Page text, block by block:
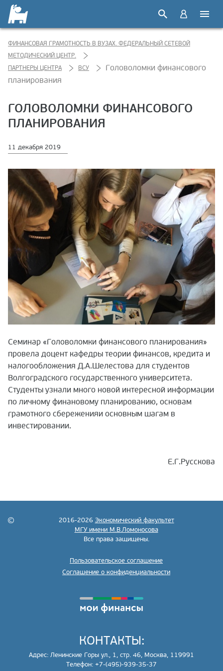
ФИНАНСОВАЯ ГРАМОТНОСТЬ В ВУЗАХ. ФЕДЕРАЛЬНЫЙ СЕТЕВОЙ
МЕТОДИЧЕСКИЙ ЦЕНТР.
ПАРТНЕРЫ ЦЕНТРА
ВСУ
Головоломки финансового
планирования
ГОЛОВОЛОМКИ ФИНАНСОВОГО
ПЛАНИРОВАНИЯ
11 декабря 2019
Семинар «Головоломки финансового планирования»
провела доцент кафедры теории финансов, кредита и
налогообложения Д.А.Шелестова для студентов
Волгоградского государственного университета.
Студенты узнали много новой интересной информации
по личному финановому планированию, основам
грамотного сбереженияи основным шагам в
инвестировании.
Е.Г.Русскова
2016-2026 Экономический факультет
МГУ имени М.В.Ломоносова
Все права защищены.
Пользовательское соглашение
Соглашение о конфиденциальности
КОНТАКТЫ:
Адрес: Ленинские Горы ул., 1, стр. 46, Москва, 119991
Телефон: +7-(495)-939-35-37